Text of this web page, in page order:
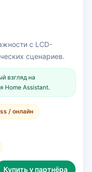
с LCD-
сценариев.
взгляд на
Home Assistant.
/ онлайн
Купить у партнёра